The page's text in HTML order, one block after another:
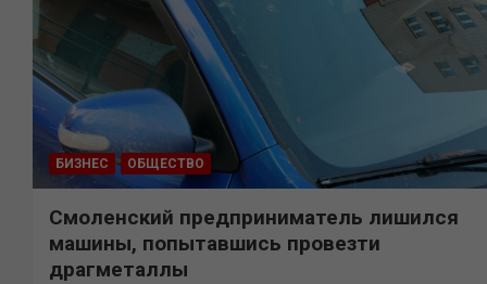
БИЗНЕС ОБЩЕСТВО
Смоленский предприниматель лишился
машины, попытавшись провезти
драгметаллы